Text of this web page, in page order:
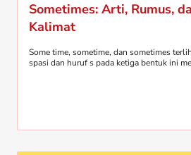
Sometimes: Arti, Rumus,
Kalimat
Some time, sometime, dan sometimes
spasi dan huruf s pada ketiga bentuk ini